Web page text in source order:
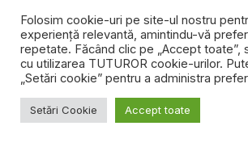
Folosim cookie-uri pe site-ul nostru
experiență relevantă, amintindu-vă
repetate. Făcând clic pe „Accept toate”,
cu utilizarea TUTUROR cookie-urilor.
„Setări cookie” pentru a administra
Setări Cookie Accept toate